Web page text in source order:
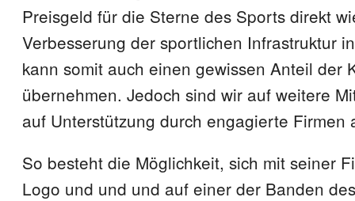
Preisgeld für die Sterne des Sports direkt
Verbesserung der sportlichen Infrastruktur
kann somit auch einen gewissen Anteil der
übernehmen. Jedoch sind wir auf weitere
auf Unterstützung durch engagierte Firmen
So besteht die Möglichkeit, sich mit seiner
Logo und und und auf einer der Banden